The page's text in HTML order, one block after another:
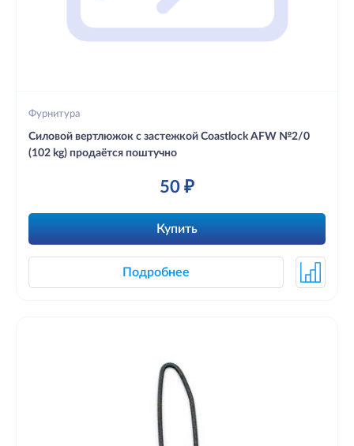
Фурнитура
Силовой вертлюжок с застежкой Coastlock AFW №2/0
(102 kg) продаётся поштучно
50 ₽
Купить
Подробнее